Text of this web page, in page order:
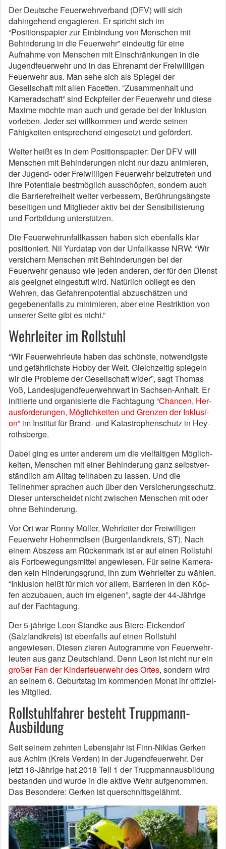
Der Deutsche Feuerwehrverband (DFV) will sich
dahingehend engagieren. Er spricht sich im
“Positionspapier zur Einbindung von Menschen mit
Behinderung in die Feuerwehr” eindeutig für eine
Aufnahme von Menschen mit Einschränkungen in die
Jugendfeuerwehr und in das Ehrenamt der Freiwilligen
Feuerwehr aus. Man sehe sich als Spiegel der
Gesellschaft mit allen Facetten. “Zusammenhalt und
Kameradschaft” sind Eckpfeiler der Feuerwehr und diese
Maxime möchte man auch und gerade bei der Inklusion
vorleben. Jeder sei willkommen und werde seinen
Fähigkeiten entsprechend eingesetzt und gefördert.
Weiter heißt es in dem Positionspapier: Der DFV will
Menschen mit Behinderungen nicht nur dazu animieren,
der Jugend- oder Freiwilligen Feuerwehr beizutreten und
ihre Potentiale bestmöglich ausschöpfen, sondern auch
die Barrierefreiheit weiter verbessern, Berührungsängste
beseitigen und Mitglieder aktiv bei der Sensibilisierung
und Fortbildung unterstützen.
Die Feuerwehrunfallkassen haben sich ebenfalls klar
positioniert. Nil Yurdatap von der Unfallkasse NRW: “Wir
versichern Menschen mit Behinderungen bei der
Feuerwehr genauso wie jeden anderen, der für den Dienst
als geeignet eingestuft wird. Natürlich obliegt es den
Wehren, das Gefahrenpotential abzuschätzen und
gegebenenfalls zu minimieren, aber eine Restriktion von
unserer Seite gibt es nicht.”
Wehrleiter im Rollstuhl
“Wir Feu­er­wehr­leu­te ha­ben das sc­höns­te, not­wen­digs­te
und ge­fähr­lichs­te Hob­by der Welt. Gleich­zei­tig spie­geln
wir die Pro­b­le­me der Ge­sell­schaft wi­der”, sagt Tho­mas
Voß, Lan­des­ju­gend­feu­er­wehr­wart in Sachsen-Anhalt. Er
in­i­ti­ier­te und organisierte die Fach­ta­gung “Chan­cen, Her­
aus­for­de­run­gen, Mög­lich­kei­ten und Gren­zen der In­k­lu­si­
on” im In­sti­tut für Brand- und Ka­tastro­phen­schutz in He­y­
roths­ber­ge.
Dabei ging es unter anderem um die viel­fäl­ti­gen Mög­lich­
kei­ten, Men­schen mit ei­ner Be­hin­de­rung ganz selbst­ver­
ständ­lich am All­tag teil­ha­ben zu las­sen. Und die
Teilnehmer sprachen auch über den Ver­si­che­rungs­schutz.
Dieser unterscheidet nicht zwi­schen Men­schen mit oder
oh­ne Be­hin­de­rung.
Vor Ort war Ron­ny Mül­ler, Wehrleiter der Freiwilligen
Feuerwehr Ho­hen­möl­sen (Burgenlandkreis, ST). Nach
einem Abszess am Rückenmark ist er auf einen Rollstuhl
als Fortbewegungsmittel angewiesen. Für sei­ne Ka­me­ra­
den kein Hinderungsgrund, ihn zum Wehr­lei­ter zu wähl­en.
“In­k­lu­si­on heißt für mich vor al­lem, Bar­rie­ren in den Köp­
fen ab­zu­bau­en, auch im ei­ge­nen”, sagte der 44-Jäh­ri­ge
auf der Fachtagung.
Der 5-jäh­ri­ge Le­on Stand­ke aus Bie­re-Ei­cken­dorf
(Salzlandkreis) ist ebenfalls auf einen Rollstuhl
angewiesen. Diesen zie­ren Au­to­gram­me von Feu­er­wehr­
leu­ten aus ganz Deut­sch­land. Denn Le­on ist nicht nur ein
gro­ßer Fan der Kin­der­feu­er­wehr des Or­tes, son­dern wird
an sei­nem 6. Ge­burts­tag im kom­men­den Mo­nat ihr of­fi­zi­el­
les Mit­g­lied.
Rollstuhlfahrer besteht Truppmann-
Ausbildung
Seit seinem zehnten Lebensjahr ist Finn-Niklas Gerken
aus Achim (Kreis Verden) in der Jugendfeuerwehr. Der
jetzt 18-Jährige hat 2018 Teil 1 der Truppmannausbildung
bestanden und wurde in die aktive Wehr aufgenommen.
Das Besondere: Gerken ist querschnittsgelähmt.